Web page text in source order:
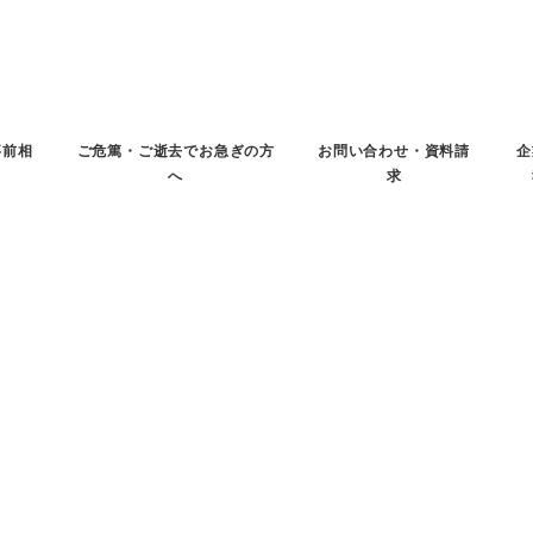
相
ご危篤・ご逝去でお急ぎの方
へ
お問い合わせ・資料請
求